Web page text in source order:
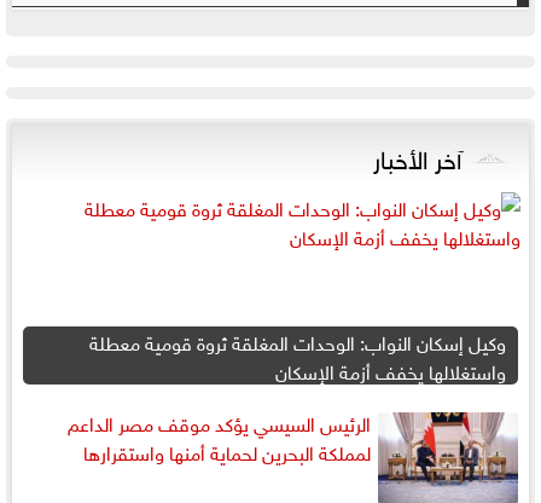
آخر الأخبار
وكيل إسكان النواب: الوحدات المغلقة ثروة قومية معطلة
واستغلالها يخفف أزمة الإسكان
الرئيس السيسي يؤكد موقف مصر الداعم
لمملكة البحرين لحماية أمنها واستقرارها